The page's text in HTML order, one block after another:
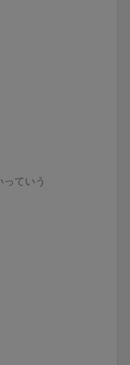
ていう